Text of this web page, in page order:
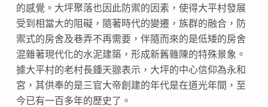
的感覺。大坪聚落也因此防禦的因素，使得大平村發展
受到相當大的阻礙，隨著時代的變遷，族群的融合，防
禦式的房舍及巷弄不再需要，伴隨而來的是低矮的房舍
混雜著現代化的水泥建築，形成新舊雜陳的特殊景象。
據大平村的老村長鍾天翞表示，大坪的中心信仰為永和
宮，其供奉的是三官大帝創建的年代是在道光年間，至
今已有一百多年的歷史了。